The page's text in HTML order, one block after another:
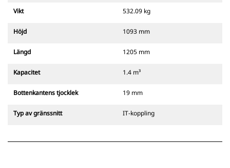
Vikt 532.09 kg
Höjd 1093 mm
Längd 1205 mm
Kapacitet 1.4 m³
Bottenkantens tjocklek 19 mm
Typ av gränssnitt IT-koppling